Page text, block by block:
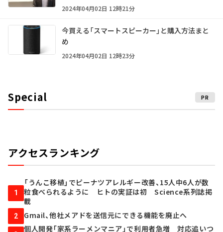
2024年04月02日 12時21分
今買える「スマートスピーカー」と購入方法まと
め
2024年04月02日 12時23分
Special PR
アクセスランキング
1
「うんこ移植」でピーナツアレルギー改善、15人中6人が数
粒食べられるように ヒトの実証は初 Science系列誌掲
載
2 Gmail、他社メアドを送信元にできる機能を廃止へ
個人開発「家系ラーメンマニア」で利用者急増 対応追いつ